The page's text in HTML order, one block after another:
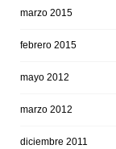
marzo 2015
febrero 2015
mayo 2012
marzo 2012
diciembre 2011